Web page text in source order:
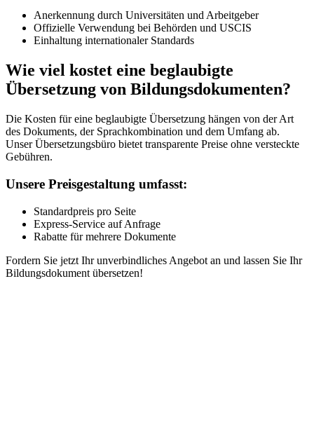
Anerkennung durch Universitäten und Arbeitgeber
Offizielle Verwendung bei Behörden und USCIS
Einhaltung internationaler Standards
Wie viel kostet eine beglaubigte
Übersetzung von Bildungsdokumenten?
Die Kosten für eine beglaubigte Übersetzung hängen von der Art
des Dokuments, der Sprachkombination und dem Umfang ab.
Unser Übersetzungsbüro bietet transparente Preise ohne versteckte
Gebühren.
Unsere Preisgestaltung umfasst:
Standardpreis pro Seite
Express-Service auf Anfrage
Rabatte für mehrere Dokumente
Fordern Sie jetzt Ihr unverbindliches Angebot an und lassen Sie Ihr
Bildungsdokument übersetzen!